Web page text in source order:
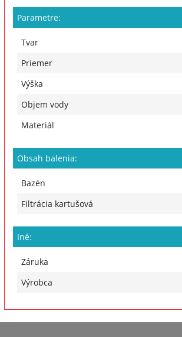
Parametre:
Tvar
Priemer
Výška
Objem vody
Materiál
Obsah balenia:
Bazén
Filtrácia kartušová
Iné:
Záruka
Výrobca